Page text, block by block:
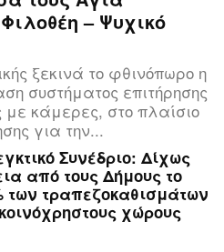
– Ψυχικό
ξεκινά το φθινόπωρο η
συστήματος επιτήρησης
με κάμερες, στο πλαίσιο
για την...
Συνέδριο: Δίχως
από τους Δήμους το
των τραπεζοκαθισμάτων
χώρους